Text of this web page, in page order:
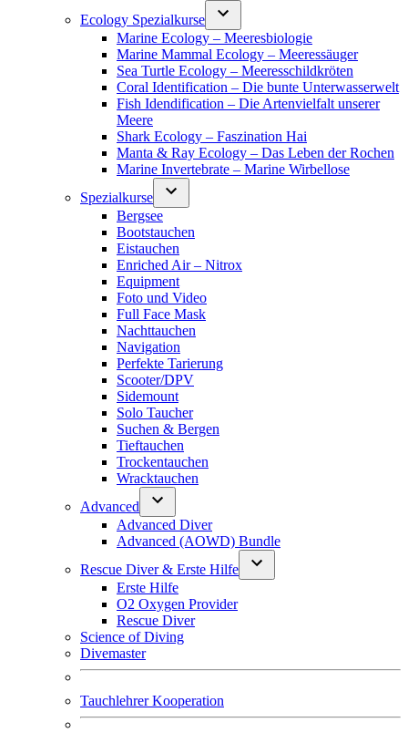
Ecology Spezialkurse
Marine Ecology – Meeresbiologie
Marine Mammal Ecology – Meeressäuger
Sea Turtle Ecology – Meeresschildkröten
Coral Identification – Die bunte Unterwasserwelt
Fish Idendification – Die Artenvielfalt unserer
Meere
Shark Ecology – Faszination Hai
Manta & Ray Ecology – Das Leben der Rochen
Marine Invertebrate – Marine Wirbellose
Spezialkurse
Bergsee
Bootstauchen
Eistauchen
Enriched Air – Nitrox
Equipment
Foto und Video
Full Face Mask
Nachttauchen
Navigation
Perfekte Tarierung
Scooter/DPV
Sidemount
Solo Taucher
Suchen & Bergen
Tieftauchen
Trockentauchen
Wracktauchen
Advanced
Advanced Diver
Advanced (AOWD) Bundle
Rescue Diver & Erste Hilfe
Erste Hilfe
O2 Oxygen Provider
Rescue Diver
Science of Diving
Divemaster
Tauchlehrer Kooperation